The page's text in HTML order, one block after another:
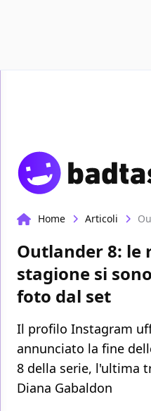
Home Articoli
Outlander 8: le
stagione si
foto dal set
Il profilo Instagram
annunciato la fine
8 della serie, l'ultima
Diana Gabaldon